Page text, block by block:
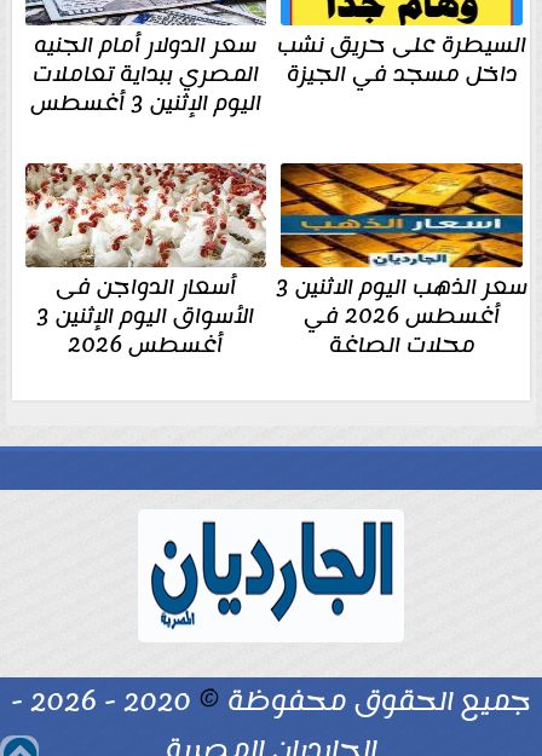
السيطرة على حريق نشب
داخل مسجد في الجيزة
سعر الدولار أمام الجنيه
المصري ببداية تعاملات
اليوم الإثنين 3 أغسطس
سعر الذهب اليوم الاثنين 3
أغسطس 2026 في
محلات الصاغة
أسعار الدواجن فى
الأسواق اليوم الإثنين 3
أغسطس 2026
جميع الحقوق محفوظة ©
2020 - 2026 -